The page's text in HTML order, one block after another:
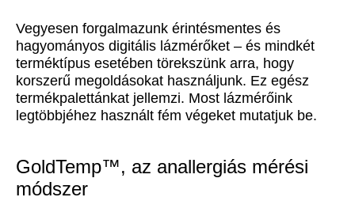
Vegyesen forgalmazunk érintésmentes és
hagyományos digitális lázmérőket – és mindkét
terméktípus esetében törekszünk arra, hogy
korszerű megoldásokat használjunk. Ez egész
termékpalettánkat jellemzi. Most lázmérőink
legtöbbjéhez használt fém végeket mutatjuk be.
GoldTemp™, az anallergiás mérési
módszer